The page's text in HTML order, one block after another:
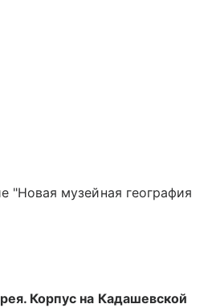
"Новая музейная география
Корпус на Кадашевской